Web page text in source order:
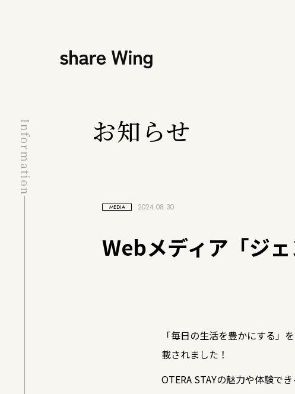
Information お知らせ
MEDIA 2024.08.30
Webメディア「ジ
「毎日の生活を豊かにする」
載されました！
OTERA STAYの魅力や体験で